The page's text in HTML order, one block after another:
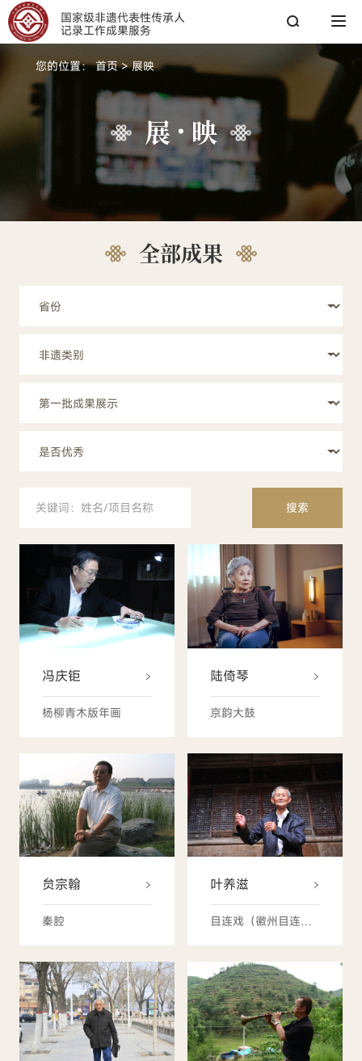
国家级非遗代表性传承人
记录工作成果服务
您的位置： 首页 > 展映
展 映
全部成果
搜索
冯庆钜
杨柳青木版年画
陆倚琴
京韵大鼓
贠宗翰
秦腔
叶养滋
目连戏（徽州目连戏）
搜索
搜索